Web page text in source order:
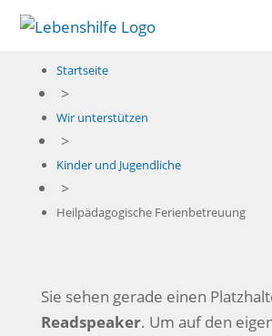
Startseite
>
Wir unterstützen
>
Kinder und Jugendliche
>
Heilpädagogische Ferienbetreuung
Sie sehen gerade einen
Readspeaker. Um auf den